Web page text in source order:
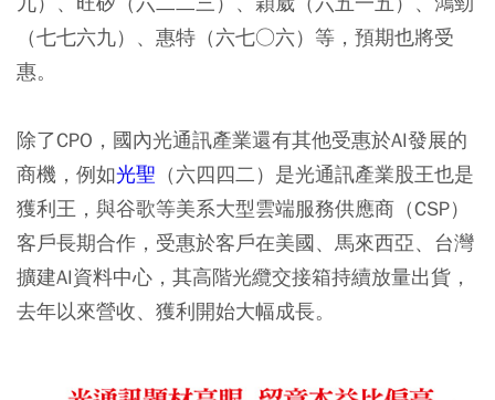
（七七六九）、惠特（六七○六）等，預期也將受
惠。
除了CPO，國內光通訊產業還有其他受惠於AI發展的
商機，例如光聖 （六四四二）是光通訊產業股王也是
獲利王，與谷歌等美系大型雲端服務供應商（CSP）
客戶長期合作，受惠於客戶在美國、馬來西亞、台灣
擴建AI資料中心，其高階光纜交接箱持續放量出貨，
去年以來營收、獲利開始大幅成長。